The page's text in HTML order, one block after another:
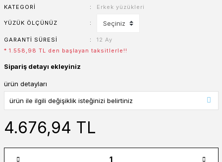
KATEGORI
Erkek yüzükleri
YÜZÜK ÖLÇÜNÜZ
GARANTI SÜRESI
12 Ay
* 1.558,98 TL den başlayan taksitlerle!!
Sipariş detayı ekleyiniz
ürün detayları
4.676,94 TL